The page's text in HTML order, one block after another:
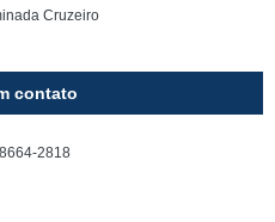
Cruzeiro
contato
2818